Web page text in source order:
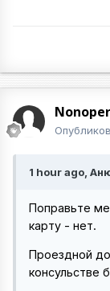
Nonoper
1 hour ago,
Поправьте
карту - нет.
Проездной
консульстве